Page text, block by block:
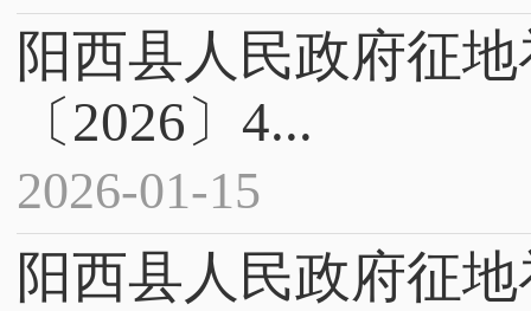
阳西县人民政府征
〔2026〕4...
2026-01-15
阳西县人民政府征